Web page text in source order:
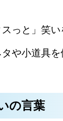
っと」笑い
や小道具を
の言葉